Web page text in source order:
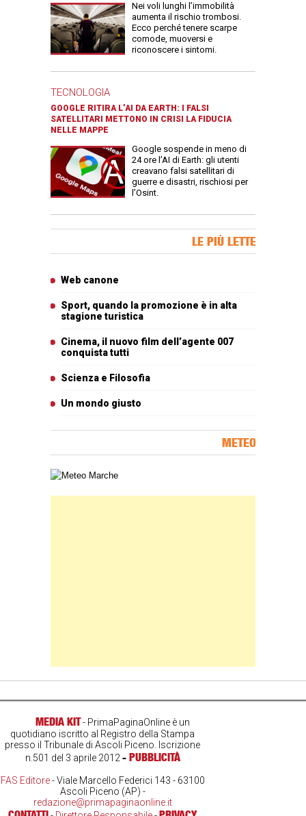
Nei voli lunghi l’immobilità
aumenta il rischio trombosi.
Ecco perché tenere scarpe
comode, muoversi e
riconoscere i sintomi.
TECNOLOGIA
GOOGLE RITIRA L’AI DA EARTH: I FALSI
SATELLITARI METTONO IN CRISI LA FIDUCIA
NELLE MAPPE
Google sospende in meno di
24 ore l’AI di Earth: gli utenti
creavano falsi satellitari di
guerre e disastri, rischiosi per
l’Osint.
LE PIÙ LETTE
Web canone
Sport, quando la promozione è in alta
stagione turistica
Cinema, il nuovo film dell’agente 007
conquista tutti
Scienza e Filosofia
Un mondo giusto
METEO
Carta meteorologica delle Marche
MEDIA KIT- PrimaPaginaOnline è un
quotidiano iscritto al Registro della Stampa
presso il Tribunale di Ascoli Piceno. Iscrizione
n.501 del 3 aprile 2012- PUBBLICITÀ
FAS Editore- Viale Marcello Federici 143 - 63100
Ascoli Piceno (AP) -
redazione@primapaginaonline.it